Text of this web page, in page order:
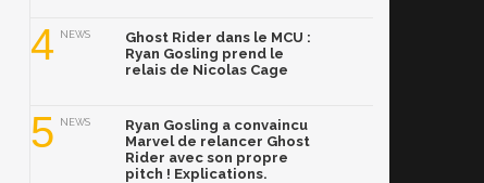
4 NEWS
Ghost Rider dans le MCU :
Ryan Gosling prend le
relais de Nicolas Cage
5 NEWS
Ryan Gosling a convaincu
Marvel de relancer Ghost
Rider avec son propre
pitch ! Explications.